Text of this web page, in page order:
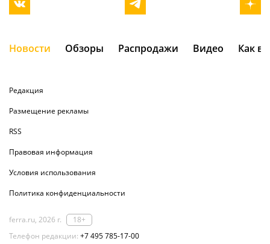
Новости Обзоры Распродажи Видео Как
Редакция
Размещение рекламы
RSS
Правовая информация
Условия использования
Политика конфиденциальности
ferra.ru, 2026 г.
18+
Телефон редакции: +7 495 785-17-00